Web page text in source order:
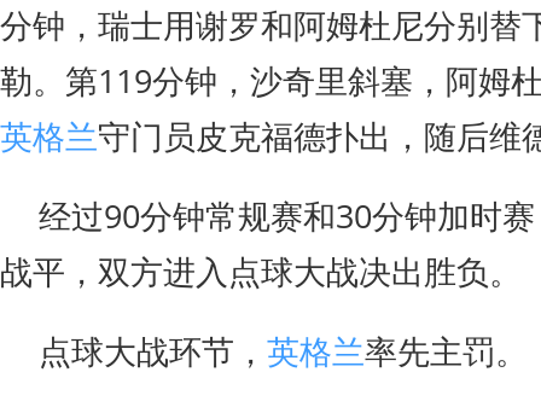
分钟，瑞士用谢罗和阿姆杜尼分别替
勒。第119分钟，沙奇里斜塞，阿姆
英格兰守门员皮克福德扑出，随后维
经过90分钟常规赛和30分钟加时
战平，双方进入点球大战决出胜负。
点球大战环节， 英格兰率先主罚。